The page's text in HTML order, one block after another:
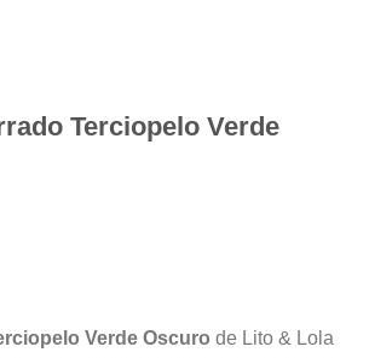
Terciopelo Verde
Verde Oscuro de Lito & Lola